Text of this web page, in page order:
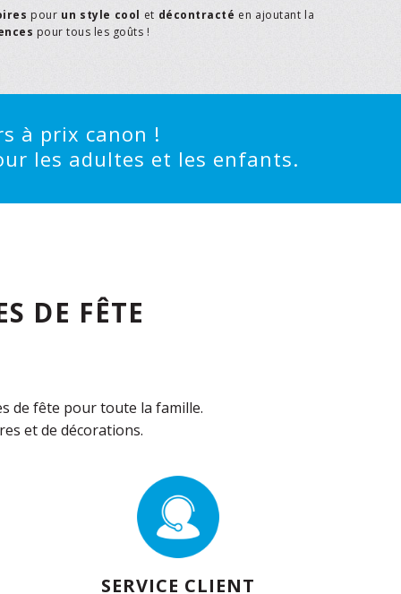
pour un style cool et décontracté en ajoutant la
pour tous les goûts !
à prix canon !
les adultes et les enfants.
DE FÊTE
de fête pour toute la famille.
et de décorations.
SERVICE CLIENT